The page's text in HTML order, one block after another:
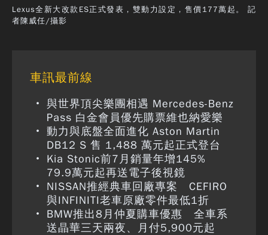
Lexus全新大改款ES正式發表，雙動力設定，售價177萬起。 記
者陳威任/攝影
車訊最前線
與世界頂尖樂團相遇 Mercedes-Benz
Pass 白金會員優先購票維也納愛樂
動力與底盤全面進化 Aston Martin
DB12 S 售 1,488 萬元起正式登台
Kia Stonic前7月銷量年增145%
79.9萬元起再送電子後視鏡
NISSAN推經典車回廠專案 CEFIRO
與INFINITI老車原廠零件最低1折
BMW推出8月仲夏購車優惠 全車系
送晶華三天兩夜、月付5,900元起